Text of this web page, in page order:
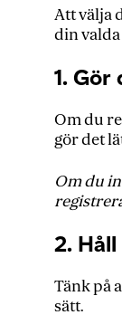
Att välja
din
1.
Om du
gör det
Om du
2.
Tänk på
sätt.